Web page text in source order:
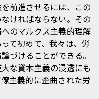
前進させるには、この
ければならない。その
へのマルクス主義的理解
て初めて、我々は、労
づけることができる。
な資本主義の浸透にも
主義的に歪曲された労